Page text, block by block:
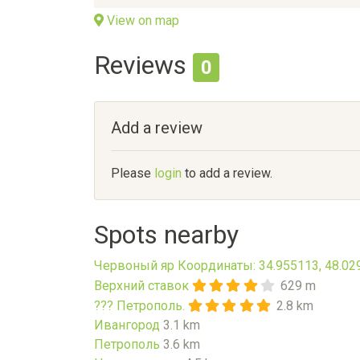
View on map
Reviews 0
Add a review
Please login to add a review.
Spots nearby
Червоный яр Координаты: 34.955113,
Верхний ставок
629 m
??? Петрополь.
2.8 km
Ивангород 3.1 km
Петрополь 3.6 km